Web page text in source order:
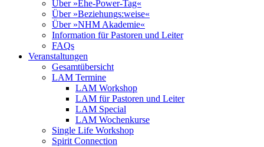
Über »Ehe-Power-Tag«
Über »Beziehungs:weise«
Über »NHM Akademie«
Information für Pastoren und Leiter
FAQs
Veranstaltungen
Gesamtübersicht
LAM Termine
LAM Workshop
LAM für Pastoren und Leiter
LAM Special
LAM Wochenkurse
Single Life Workshop
Spirit Connection